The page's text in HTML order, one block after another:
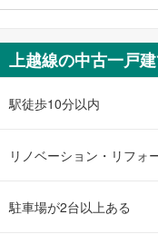
上越線の中古一戸
駅徒歩10分以内
リノベーション・リフォ
駐車場が2台以上ある